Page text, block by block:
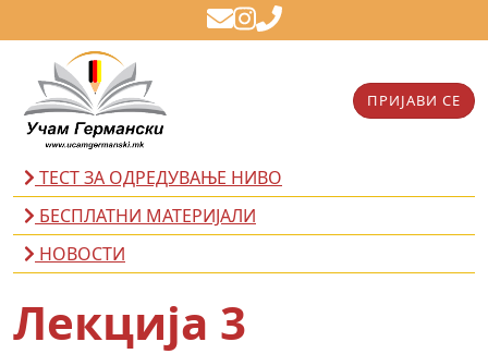
ПРИЈАВИ СЕ
ТЕСТ ЗА ОДРЕДУВАЊЕ НИВО
БЕСПЛАТНИ МАТЕРИЈАЛИ
НОВОСТИ
Лекција 3